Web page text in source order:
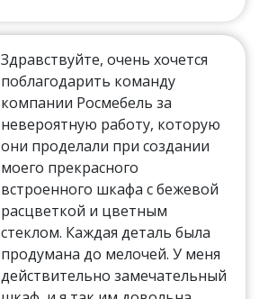
Здравствуйте, очень хочется
поблагодарить команду
компании Росмебель за
невероятную работу, которую
они проделали при создании
моего прекрасного
встроенного шкафа с бежевой
расцветкой и цветным
стеклом. Каждая деталь была
продумана до мелочей. У меня
действительно замечательный